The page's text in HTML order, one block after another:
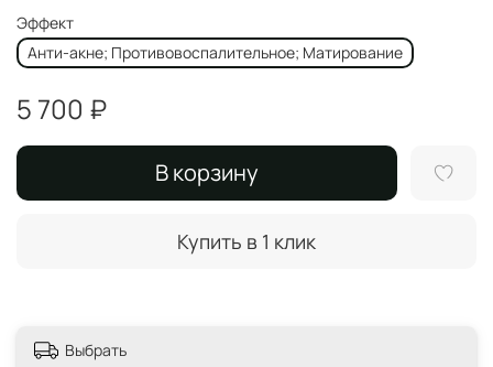
Эффект
Анти-акне; Противовоспалительное; Матирование
5 700 ₽
В корзину
Купить в 1 клик
Выбрать